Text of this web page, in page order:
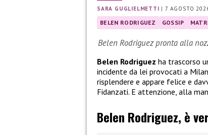
SARA GUGLIELMETTI |7 AGOSTO
BELEN RODRIGUEZ GOSSIP
Belen Rodriguez pronta alla
Belen Rodriguez ha trascorso
incidente da lei provocati a
risplendere e appare felice e
Fidanzati. E attenzione, alla
Belen Rodriguez, è